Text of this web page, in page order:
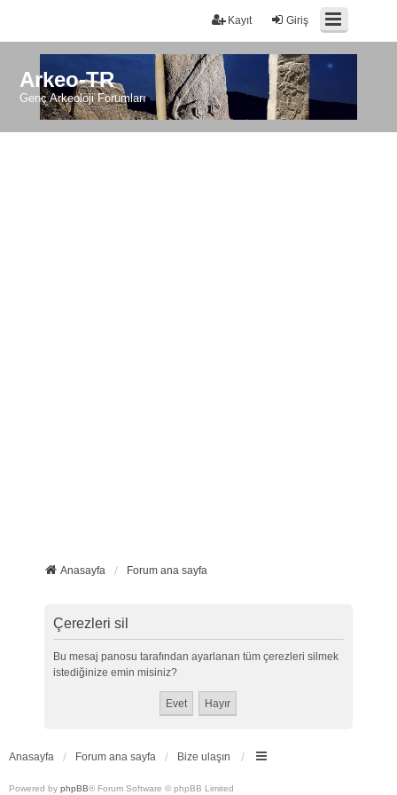
Giriş
Kayıt
Arkeo-TR
Genç Arkeoloji Forumları
Anasayfa Forum ana sayfa
Çerezleri sil
Bu mesaj panosu tarafından ayarlanan tüm çerezleri silmek
istediğinize emin misiniz?
Anasayfa Forum ana sayfa Bize ulaşın
Powered by phpBB® Forum Software © phpBB Limited